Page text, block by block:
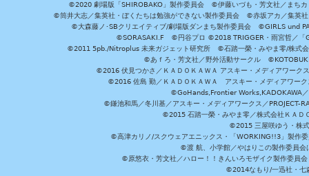
©2020 劇場版「SHIROBAKO」製作委員会 ©伊藤いづも・芳文社／まち
©筒井大志／集英社・ぼくたちは勉強ができない製作委員会 ©赤坂アカ／集英
©大森藤ノ･SBクリエイティブ/劇場版ダンまち製作委員会 ©GIRLS und
©SORASAKI.F ©円谷プロ ©2018 TRIGGER・雨宮哲／
©2011 5pb./Nitroplus 未来ガジェット研究所 ©石踏一榮・みやま零/株式
©あｆろ・芳文社／野外活動サークル
©2016 伏見つかさ／ＫＡＤＯＫＡＷＡ アスキー・メディアワー
©2016 佐島 勤／ＫＡＤＯＫＡＷＡ アスキー・メディアワ
©GoHands,Frontier Works,KADOKAWA
©鎌池和馬／冬川基／アスキー・メディアワークス／
©2015 石踏一榮・みやま零／株式会社ＫＡＤ
©2015 三屋咲ゆう・株
©高津カリノ/スクウェアエニックス・「WORKING!!3」製作
©渡 航、小学館／やはりこの製作委員
©原悠衣・芳文社／ハロー！！きんいろモザイク製作委員
©2014なもり/一迅社・